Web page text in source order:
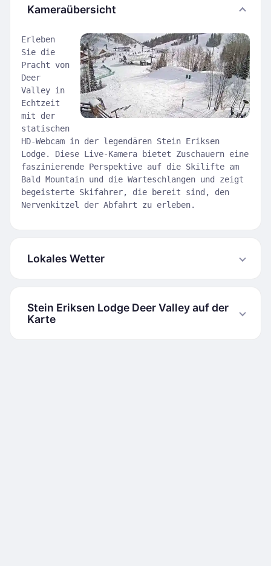
Kameraübersicht
Erleben
Sie die
Pracht von
Deer
Valley in
Echtzeit
mit der
statischen
HD-Webcam in der legendären Stein Eriksen
Lodge. Diese Live-Kamera bietet Zuschauern eine
faszinierende Perspektive auf die Skilifte am
Bald Mountain und die Warteschlangen und zeigt
begeisterte Skifahrer, die bereit sind, den
Nervenkitzel der Abfahrt zu erleben.
Lokales Wetter
Stein Eriksen Lodge Deer Valley auf der
Karte